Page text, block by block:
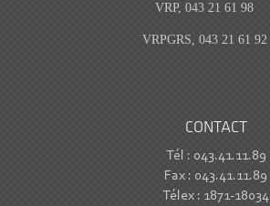
VRP, 043 21 61 98
VRPGRS, 043 21 61 92
CONTACT
Tél : 043.41.11.89
Fax : 043.41.11.89
Télex : 1871-18034